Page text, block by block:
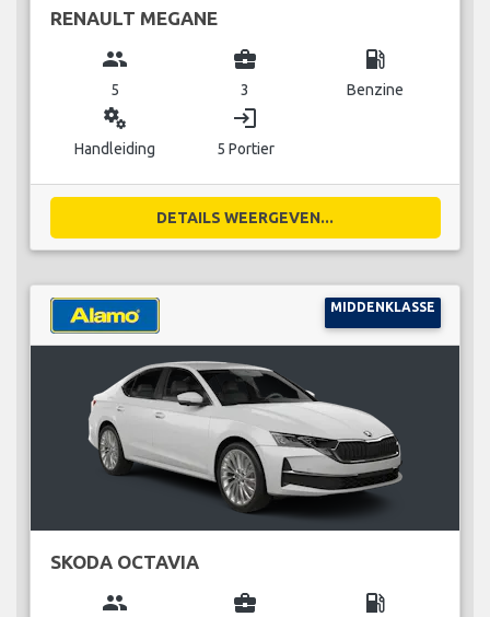
RENAULT MEGANE
group
5
business_center
3
local_gas_station
Benzine
miscellaneous_services
Handleiding
login
5 Portier
DETAILS WEERGEVEN...
MIDDENKLASSE
SKODA OCTAVIA
group business_center local_gas_station